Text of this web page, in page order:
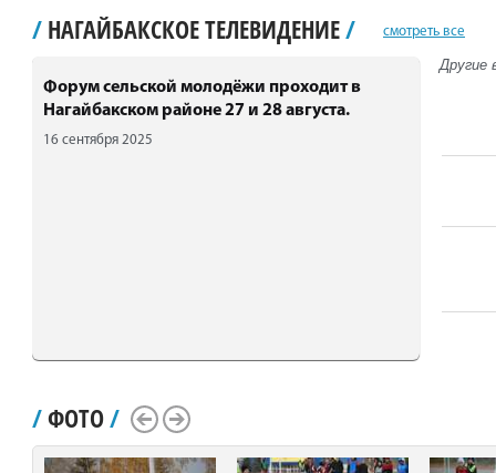
/ НАГАЙБАКСКОЕ ТЕЛЕВИДЕНИЕ/ смотреть все
Форум сельской молодёжи проходит в
Нагайбакском районе 27 и 28 августа.
16 сентября 2025
Другие
/ФОТО/
Scroll LeftScroll Right